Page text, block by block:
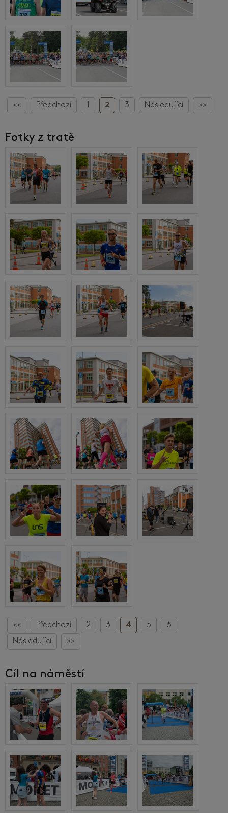
<< Předchozí 1 2 3 Následující >>
Fotky z tratě
<< Předchozí 2 3 4 5
6
Následující
>>
Cíl na náměstí